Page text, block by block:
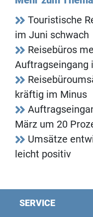
Touristische
im Juni schwach
Reisebüros
Auftragseingang
kräftig im Minus
März um 20
Umsätze
leicht positiv
SERVICE